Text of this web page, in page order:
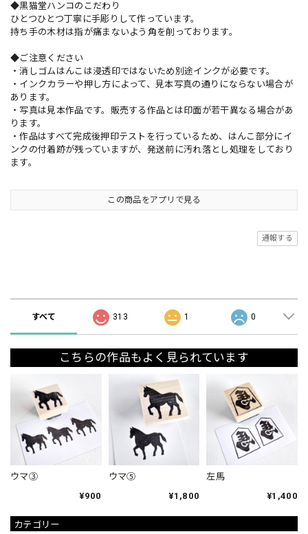
カテゴリー
◆黒猫堂ハンコのこだわり
ひとつひとつ丁寧に手彫りして作っています。
持ち手の木材は指が痛まないよう角を削っております。
◆ご注意ください
・消しゴムはんこは浸透印ではないため別途インクが必要です。
・インクカラーや押し方によって、見本写真の通りにならない場合が
あります。
・写真は見本作品です。販売する作品とは印面が若干異なる場合があ
ります。
・作品はすべて完成後押印テストを行っているため、はんこ部分にイ
ンクの付着跡が残っていますが、発送前に汚れ落とし処理をしており
ます。
この商品をアプリで見る
通報する
すべて 313 1 0
こちらの作品もよく見られています
ウマ③
¥900
ウマ⑤
¥1,800
左馬
¥1,400